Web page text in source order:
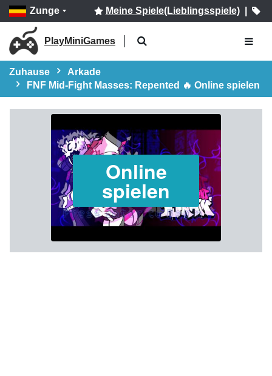
Zunge Meine Spiele(Lieblingsspiele)|
PlayMiniGames
Zuhause
Arkade
FNF Mid-Fight Masses: Repented 🔥 Online spielen
Online
spielen